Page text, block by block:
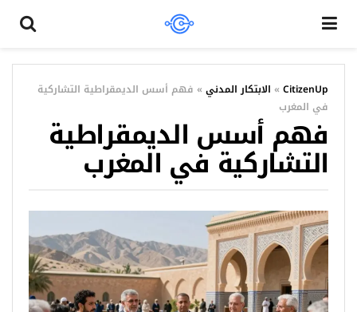
CitizenUp
» الابتكار المدني » فهم أسس الديمقراطية التشاركية
في المغرب
فهم أسس الديمقراطية
التشاركية في المغرب